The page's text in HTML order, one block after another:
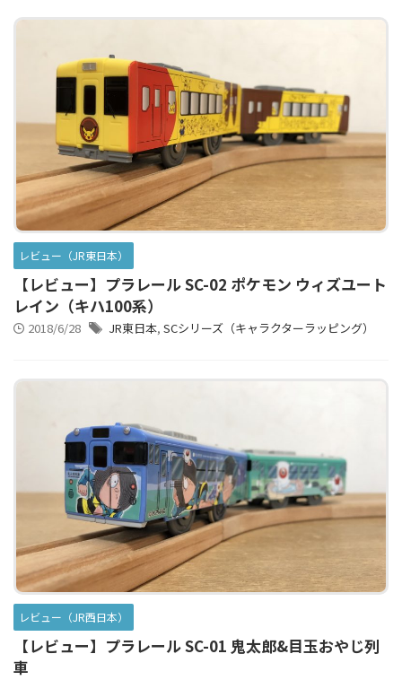
レビュー（JR東日本）
【レビュー】プラレール SC-02 ポケモン ウィズユート
レイン（キハ100系）
2018/6/28 JR東日本, SCシリーズ（キャラクターラッピング）
レビュー（JR西日本）
【レビュー】プラレール SC-01 鬼太郎&目玉おやじ列
車